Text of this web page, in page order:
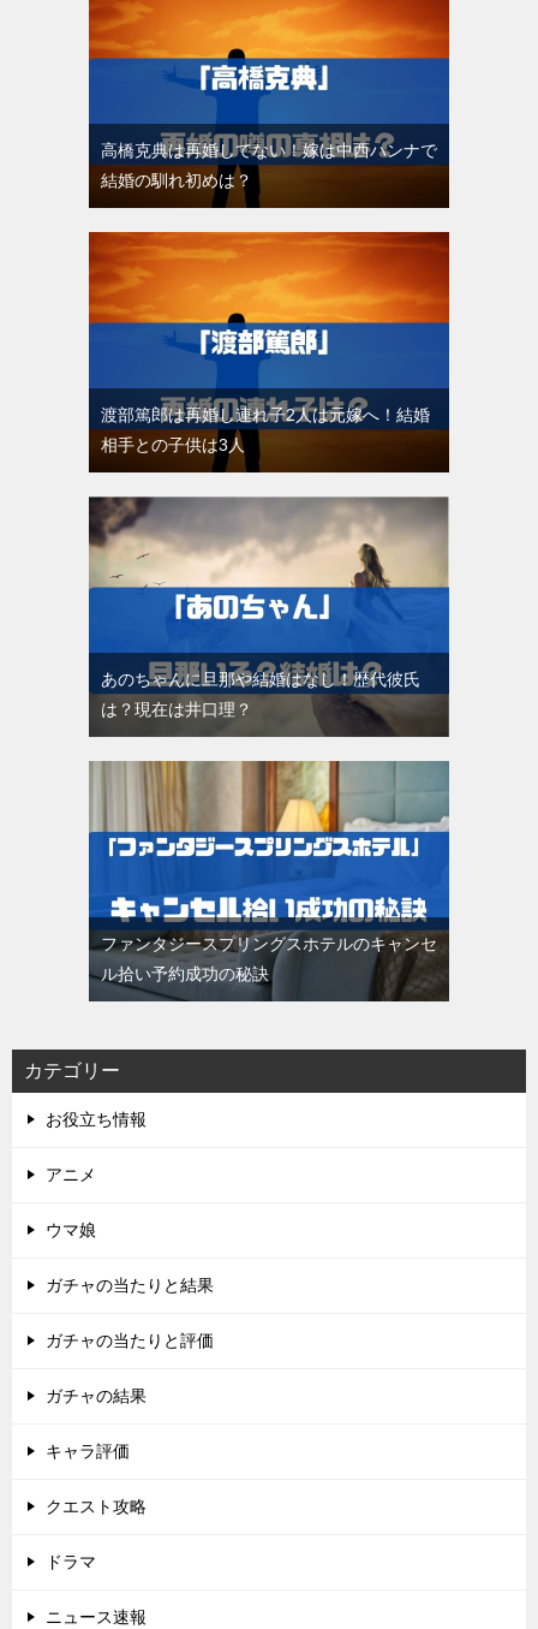
高橋克典は再婚してない！嫁は中西ハンナで
結婚の馴れ初めは？
渡部篤郎は再婚し連れ子2人は元嫁へ！結婚
相手との子供は3人
あのちゃんに旦那や結婚はなし！歴代彼氏
は？現在は井口理？
ファンタジースプリングスホテルのキャンセ
ル拾い予約成功の秘訣
カテゴリー
お役立ち情報
アニメ
ウマ娘
ガチャの当たりと結果
ガチャの当たりと評価
ガチャの結果
キャラ評価
クエスト攻略
ドラマ
ニュース速報